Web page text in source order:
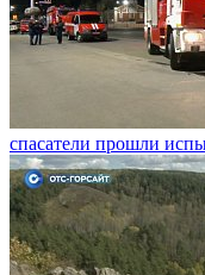
спасатели прошли